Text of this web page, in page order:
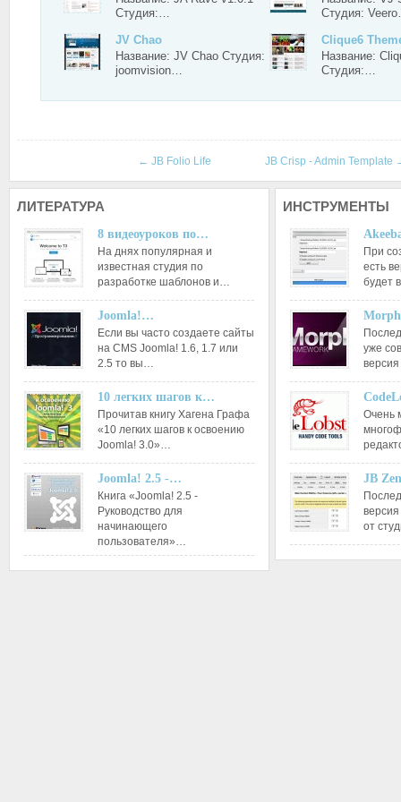
Студия:…
Студия:
JV Chao
Название: JV Chao Студия:
joomvision…
Clique6
Название:
Студия:…
← JB Folio Life JB Crisp - Admin Template
ЛИТЕРАТУРА
8 видеоуроков по…
На днях популярная и
известная студия по
разработке шаблонов и…
Joomla!…
Если вы часто создаете сайты
на CMS Joomla! 1.6, 1.7 или
2.5 то вы…
10 легких шагов к…
Прочитав книгу Хагена Графа
«10 легких шагов к освоению
Joomla! 3.0»…
Joomla! 2.5 -…
Книга «Joomla! 2.5 -
Руководство для
начинающего
пользователя»…
ИНСТРУМЕНТЫ
При
есть
будет
уже
Очень
JB
от